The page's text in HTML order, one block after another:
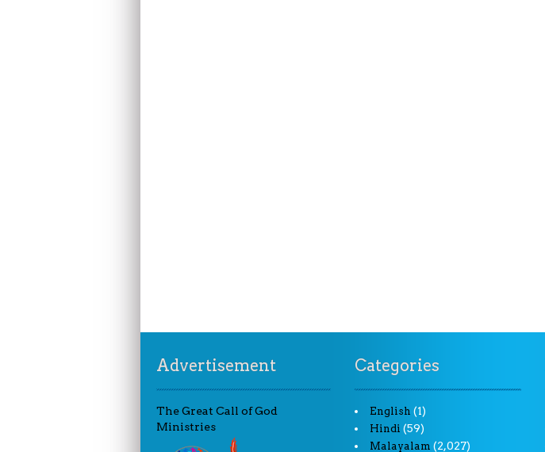
Advertisement
The Great Call of God
Ministries
Categories
English (1)
Hindi (59)
Malayalam (2,027)